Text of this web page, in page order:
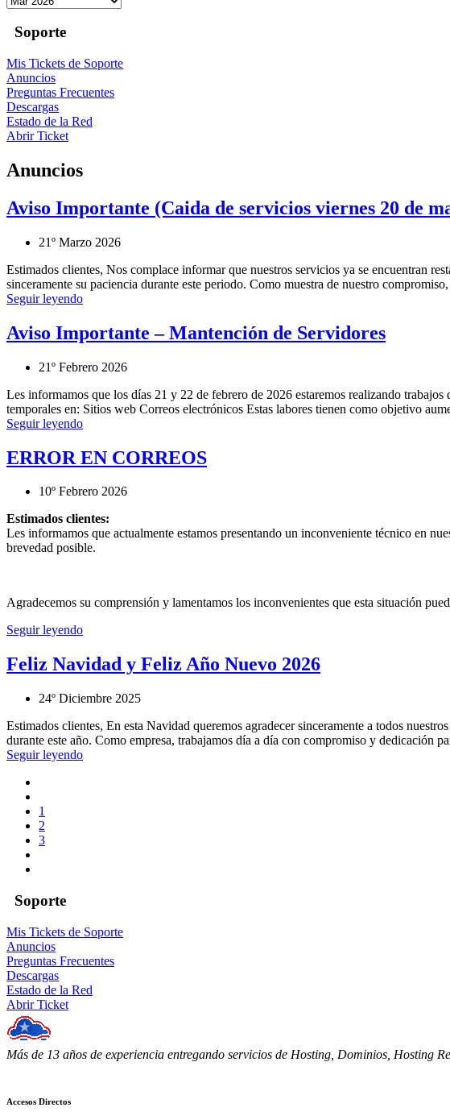
Soporte
Mis Tickets de Soporte
Anuncios
Preguntas Frecuentes
Descargas
Estado de la Red
Abrir Ticket
Anuncios
Aviso Importante (Caida de servicios viernes 20 de
21º Marzo 2026
Estimados clientes, Nos complace informar que nuestros servicios ya se encuentran
sinceramente su paciencia durante este periodo. Como muestra de nuestro
Seguir leyendo
Aviso Importante – Mantención de Servidores
21º Febrero 2026
Les informamos que los días 21 y 22 de febrero de 2026 estaremos realizando
temporales en: Sitios web Correos electrónicos Estas labores tienen como objetivo
Seguir leyendo
ERROR EN CORREOS
10º Febrero 2026
Estimados clientes:
Les informamos que actualmente estamos presentando un inconveniente técnico en
brevedad posible.
Agradecemos su comprensión y lamentamos los inconvenientes que esta situación
Seguir leyendo
Feliz Navidad y Feliz Año Nuevo 2026
24º Diciembre 2025
Estimados clientes, En esta Navidad queremos agradecer sinceramente a todos
durante este año. Como empresa, trabajamos día a día con compromiso y dedicación
Seguir leyendo
1
2
3
Soporte
Mis Tickets de Soporte
Anuncios
Preguntas Frecuentes
Descargas
Estado de la Red
Abrir Ticket
Más de 13 años de experiencia entregando servicios de Hosting, Dominios, Hosting
Accesos Directos